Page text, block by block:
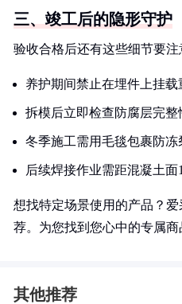
三、竣工后的隐形守护
验收合格后还有这些细节要注
养护期间禁止在埋件上挂载
拆模后立即检查防腐层完整
冬季施工需用毛毯包裹防冻
后续焊接作业需距混凝土面
想找特定场景使用的产品？
荐。为您找到您心中的专属商
其他推荐